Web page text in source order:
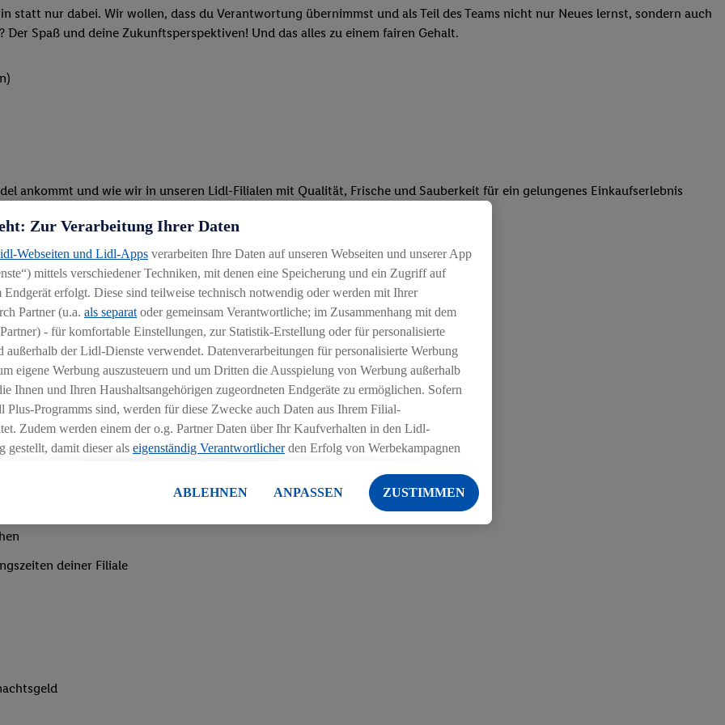
nur dabei. Wir wollen, dass du Verantwortung übernimmst und als Teil des Teams nicht nur Neues lernst, sondern auch
Spaß und deine Zukunftsperspektiven! Und das alles zu einem fairen Gehalt.
ankommt und wie wir in unseren Lidl-Filialen mit Qualität, Frische und Sauberkeit für ein gelungenes Einkaufserlebnis
oder beim Kassieren: Du packst an und bist mit vollem Einsatz dabei
und stehst unseren Kunden mit Rat und Tat zur Verfügung
erstellt und leitest deine erste eigene Schicht
und spannenden Azubi-Projekten teil
deiner Filiale
Zur Verarbeitung Ihrer Daten
Webseiten und Lidl-Apps verarbeiten Ihre Daten auf unseren Webseiten und unserer App
mittels verschiedener Techniken, mit denen eine Speicherung und ein Zugriff auf
erfolgt. Diese sind teilweise technisch notwendig oder werden mit Ihrer
Partner (u.a. als separat oder gemeinsam Verantwortliche; im Zusammenhang mit dem
Partner) - für komfortable Einstellungen, zur Statistik-Erstellung oder für personalisierte
außerhalb der Lidl-Dienste verwendet. Datenverarbeitungen für personalisierte Werbung
eigene Werbung auszusteuern und um Dritten die Ausspielung von Werbung außerhalb
Ihnen und Ihren Haushaltsangehörigen zugeordneten Endgeräte zu ermöglichen. Sofern
Plus-Programms sind, werden für diese Zwecke auch Daten aus Ihrem Filial-
Zudem werden einem der o.g. Partner Daten über Ihr Kaufverhalten in den Lidl-
gestellt, damit dieser als eigenständig Verantwortlicherden Erfolg von Werbekampagnen
Werbung basiert auf der Generierung von auch mit Daten von anderen Diensten
Dies umfasst die Zusammenführung von Daten (z.B. über Ihre Nutzung der Lidl-Dienste,
Lidl-Diensten, Informationen aus Ihrem Kundenkonto - z.B. Alter oder Geschlecht -
auch über verschiedene Endgeräte und Lidl-Dienste hinweg einschließlich dem
dem Zugriff auf Informationen auf Ihren Endgeräten zur Erstellung von Zielgruppen
mit einem der oben genannten Partner verwendet werden, um daraus eine
verwenden können, um Sie in von Dritten betriebenen Diensten zu erkennen und
ABLEHNEN ANPASSEN ZUSTIMMEN